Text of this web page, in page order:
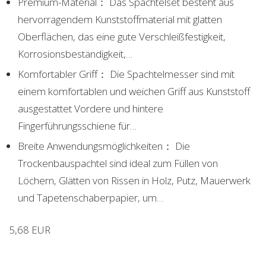
hervorragendem Kunststoffmaterial mit glatten
Oberflächen, das eine gute Verschleißfestigkeit,
Korrosionsbeständigkeit,…
Komfortabler Griff： Die Spachtelmesser sind mit
einem komfortablen und weichen Griff aus Kunststoff
ausgestattet Vordere und hintere
Fingerführungsschiene für…
Breite Anwendungsmöglichkeiten： Die
Trockenbauspachtel sind ideal zum Füllen von
Löchern, Glätten von Rissen in Holz, Putz, Mauerwerk
und Tapetenschaberpapier, um…
5,68 EUR